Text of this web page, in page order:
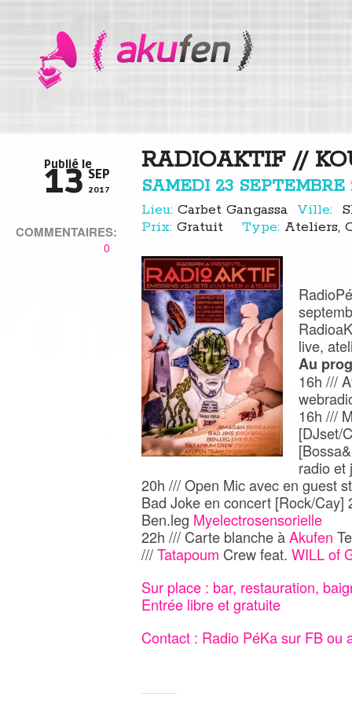
Publié le
13 SEP
2017
COMMENTAIRES:
0
RADIOAKTIF //
SAMEDI 23 SEPTEMBRE
Lieu: Carbet Gangassa Ville:
Prix: Gratuit Type: Ateliers,
live,
Au
16h ///
16h ///
[DJset/
radio et
20h /// Open Mic avec en guest
Bad Joke en concert [Rock/Cay]
Ben.leg Myelectrosensorielle
22h /// Carte blanche àAkufen
///Tatapoum Crew feat. WILL of
Sur place : bar, restauration,
Entrée libre et gratuite
Contact : Radio PéKasur FB ou